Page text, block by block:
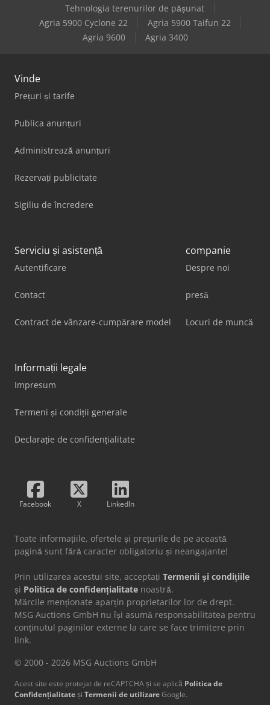
Tehnologia terenurilor de pășunat
Agria 5900 Cyclone 22
Agria 5900 Taifun 22
Agria 9600
Agria 3400
Vinde
Prețuri și tarife
Publica anunțuri
Administrează anunțuri
Rezervați publicitate
Sigiliu de încredere
Serviciu și asistență
Autentificare
Contact
Contract de vânzare-cumpărare model
companie
Despre noi
presă
Locuri de muncă
Informații legale
Impresum
Termeni și condiții generale
Declarație de confidențialitate
Facebook X LinkedIn
Toate informațiile, ofertele și prețurile de pe această
pagină sunt fără caracter obligatoriu și neangajante!
Prin utilizarea acestui site, acceptați Termenii și condițiile
și Politica de confidențialitate noastră.
Mărcile menționate aparțin proprietarilor lor de drept.
MSG Auctions GmbH nu își asumă responsabilitatea pentru
conținutul paginilor externe la care se face trimitere prin
link.
© 2000 - 2026 MSG Auctions GmbH
Acest site este protejat de reCAPTCHA și se aplică Politica de
Confidențialitateși Termenii de utilizareGoogle.